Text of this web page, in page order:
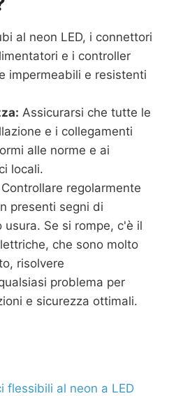
al neon LED, i connettori
e i controller
impermeabili e resistenti
Assicurarsi che tutte le
e i collegamenti
alle norme e ai
locali.
Controllare regolarmente
presenti segni di
Se si rompe, c'è il
che sono molto
risolvere
problema per
e sicurezza ottimali.
flessibili al neon a LED